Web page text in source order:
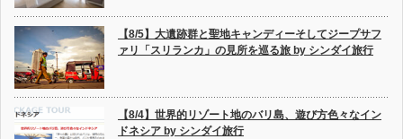
【8/5】大遺跡群と聖地キャンディーそしてジープサフ
ァリ「スリランカ」の見所を巡る旅 by シンダイ旅行
【8/4】世界的リゾート地のバリ島、遊び方色々なイン
ドネシア by シンダイ旅行